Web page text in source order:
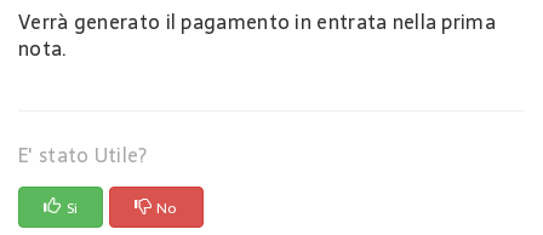
Verrà generato il pagamento in entrata nella prima
nota.
E' stato Utile?
Si No